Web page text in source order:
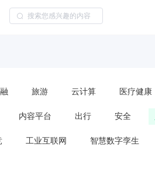
旅游 云计算 医疗健康
内容平台 出行 安全
工业互联网 智慧数字孪生